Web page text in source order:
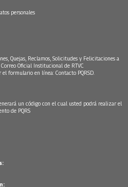
personales
Quejas, Reclamos, Solicitudes y Felicitaciones a
Oficial Institucional de RTVC
el formulario en línea: Contacto PQRSD.
un código con el cual usted podrá realizar el
de PQRS